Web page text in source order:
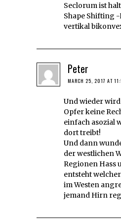
Seclorum ist
Shape Shifting
vertikal
Peter
MARCH 25, 2017 AT
Und wieder
Opfer keine
einfach asozial
dort treibt!
Und dann
der westlichen
Regionen Hass
entsteht
im Westen
jemand Hirn